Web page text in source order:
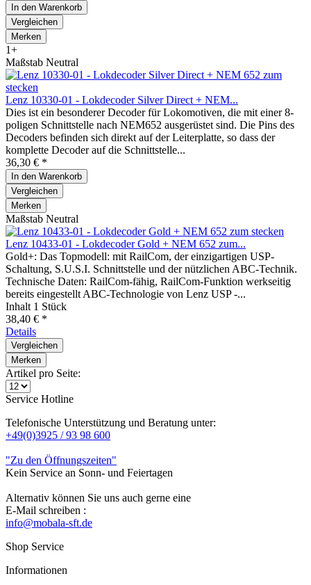
In den Warenkorb
Vergleichen
Merken
1+
Maßstab Neutral
Lenz 10330-01 - Lokdecoder Silver Direct + NEM...
Dies ist ein besonderer Decoder für Lokomotiven, die mit einer 8-
poligen Schnittstelle nach NEM652 ausgerüstet sind. Die Pins des
Decoders befinden sich direkt auf der Leiterplatte, so dass der
komplette Decoder auf die Schnittstelle...
36,30 € *
In den Warenkorb
Vergleichen
Merken
Maßstab Neutral
Lenz 10433-01 - Lokdecoder Gold + NEM 652 zum...
Gold+: Das Topmodell: mit RailCom, der einzigartigen USP-
Schaltung, S.U.S.I. Schnittstelle und der nützlichen ABC-Technik.
Technische Daten: RailCom-fähig, RailCom-Funktion werkseitig
bereits eingestellt ABC-Technologie von Lenz USP -...
Inhalt 1 Stück
38,40 € *
Details
Vergleichen
Merken
Artikel pro Seite:
Service Hotline
Telefonische Unterstützung und Beratung unter:
+49(0)3925 / 93 98 600
"Zu den Öffnungszeiten"
Kein Service an Sonn- und Feiertagen
Alternativ können Sie uns auch gerne eine
E-Mail schreiben :
info@mobala-sft.de
Shop Service
Informationen